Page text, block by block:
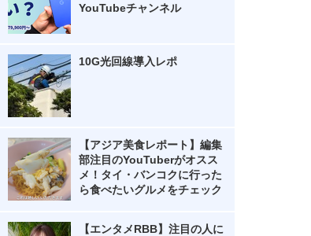
YouTubeチャンネル
10G光回線導入レポ
【アジア美食レポート】編集
部注目のYouTuberがオスス
メ！タイ・バンコクに行った
ら食べたいグルメをチェック
【エンタメRBB】注目の人に